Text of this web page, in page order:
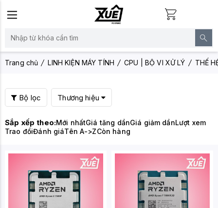
Trang chủ LINH KIỆN MÁY TÍNH CPU | BỘ VI XỬ LÝ THẾ
Bộ lọc Thương hiệu
Sắp xếp theo:Mới nhấtGiá tăng dầnGiá giảm dầnLượt xem
Trao đổiĐánh giáTên A->ZCòn hàng